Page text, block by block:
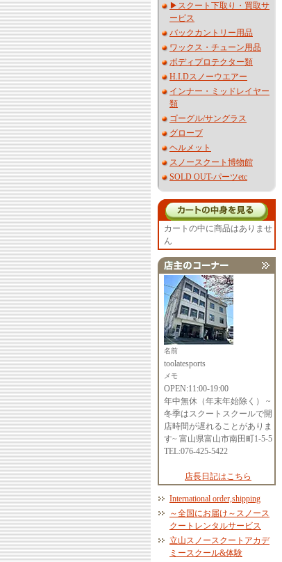
▶︎スクート下取り・買取サ
ービス
バックカントリー用品
ワックス・チューン用品
ボディプロテクター類
H.I.Dスノーウエアー
インナー・ミッドレイヤー
類
ゴーグル/サングラス
グローブ
ヘルメット
スノースクート博物館
SOLD OUT-パーツetc
カートの中に商品はありませ
ん
名前
toolatesports
メモ
OPEN:11:00-19:00
年中無休（年末年始除く） ~
冬季はスクートスクールで開
店時間が遅れることがありま
す~ 富山県富山市南田町1-5-5
TEL:076-425-5422
店長日記はこちら
International order,shipping
～全国にお届け～スノース
クートレンタルサービス
立山スノースクートアカデ
ミースクール&体験